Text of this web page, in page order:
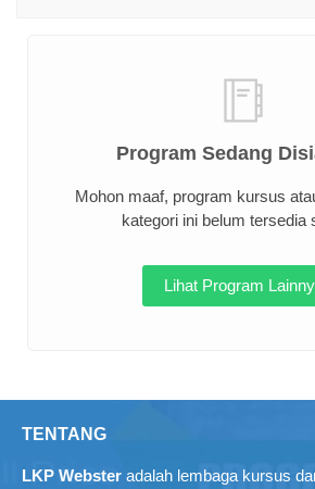
Program Sedang
Mohon maaf, program kursus
kategori ini belum tersedia
Lihat Program
TENTANG
LKP Webster adalah lembaga kursus